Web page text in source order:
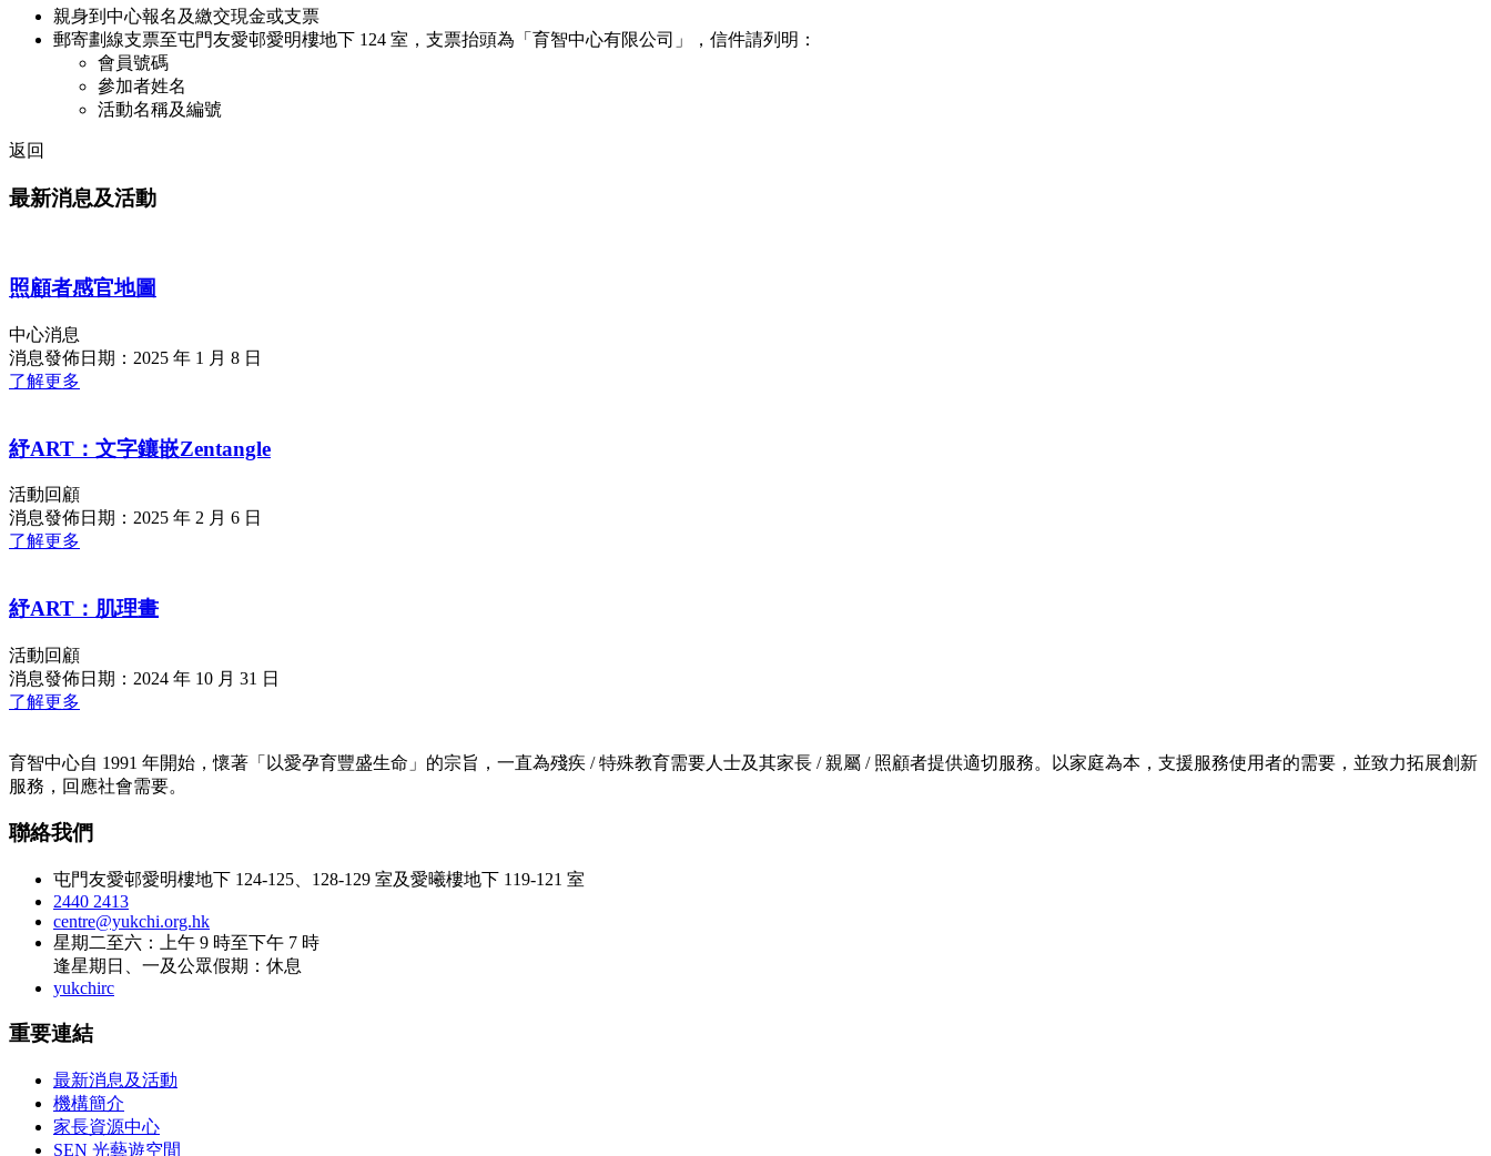
親身到中心報名及繳交現金或支票
郵寄劃線支票至屯門友愛邨愛明樓地下 124 室，支票抬頭為「育智中心有限公司」，信件請列明：
會員號碼
參加者姓名
活動名稱及編號
返回
最新消息及活動
照顧者感官地圖
中心消息
消息發佈日期：2025 年 1 月 8 日
了解更多
紓ART：文字鑲嵌Zentangle
活動回顧
消息發佈日期：2025 年 2 月 6 日
了解更多
紓ART：肌理畫
活動回顧
消息發佈日期：2024 年 10 月 31 日
了解更多
育智中心自 1991 年開始，懷著「以愛孕育豐盛生命」的宗旨，一直為殘疾 / 特殊教育需要人士及其家長 / 親屬 / 照顧者提供適切服務。以家庭為本，支援服務使用者的需要，並致力拓展創新
服務，回應社會需要。
聯絡我們
屯門友愛邨愛明樓地下 124-125、128-129 室及愛曦樓地下 119-121 室
2440 2413
centre@yukchi.org.hk
星期二至六：上午 9 時至下午 7 時
逢星期日、一及公眾假期：休息
yukchirc
重要連結
最新消息及活動
機構簡介
家長資源中心
SEN 光藝遊空間